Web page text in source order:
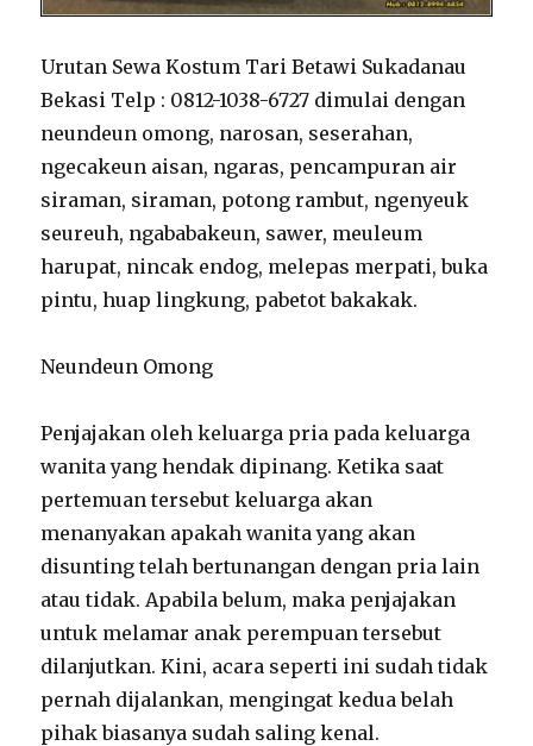
Urutan Sewa Kostum Tari Betawi Sukadanau
Bekasi Telp : 0812-1038-6727 dimulai dengan
neundeun omong, narosan, seserahan,
ngecakeun aisan, ngaras, pencampuran air
siraman, siraman, potong rambut, ngenyeuk
seureuh, ngababakeun, sawer, meuleum
harupat, nincak endog, melepas merpati, buka
pintu, huap lingkung, pabetot bakakak.
Neundeun Omong
Penjajakan oleh keluarga pria pada keluarga
wanita yang hendak dipinang. Ketika saat
pertemuan tersebut keluarga akan
menanyakan apakah wanita yang akan
disunting telah bertunangan dengan pria lain
atau tidak. Apabila belum, maka penjajakan
untuk melamar anak perempuan tersebut
dilanjutkan. Kini, acara seperti ini sudah tidak
pernah dijalankan, mengingat kedua belah
pihak biasanya sudah saling kenal.